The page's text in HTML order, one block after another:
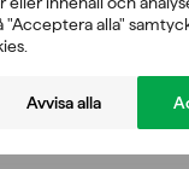
"Acceptera alla"
Avvisa alla